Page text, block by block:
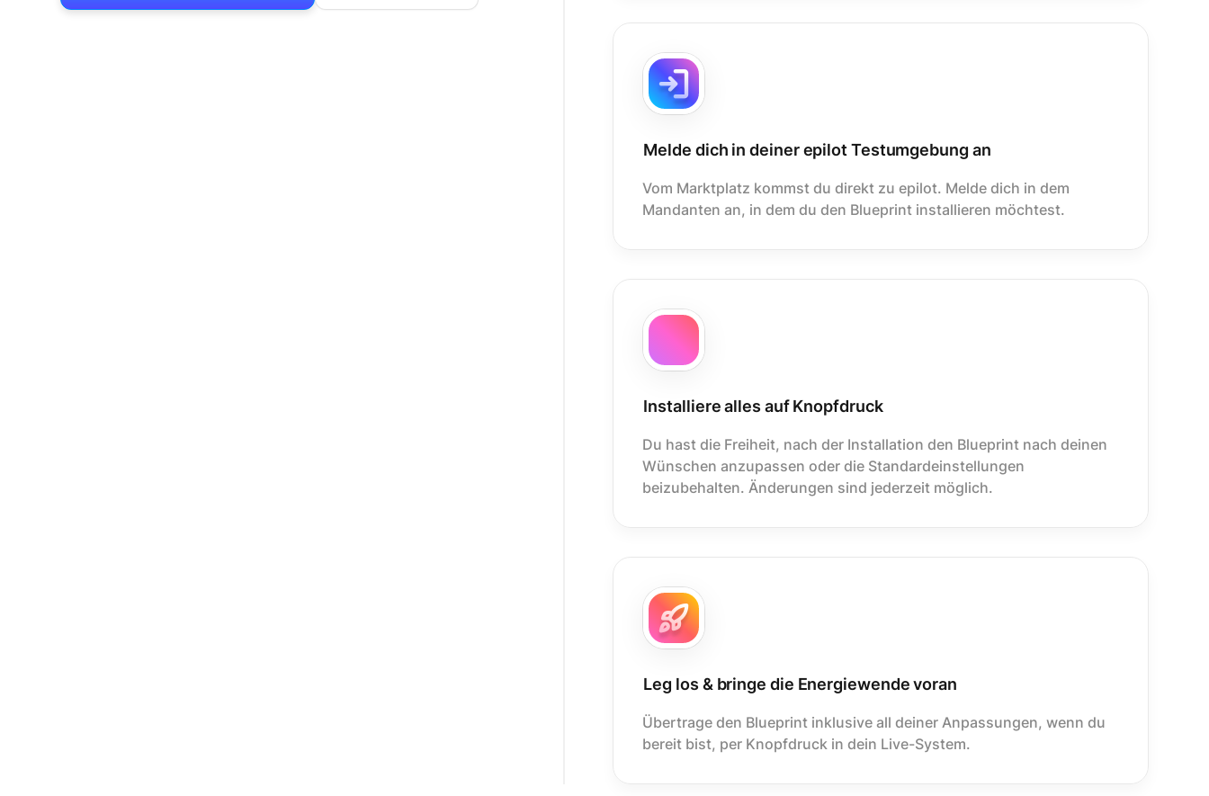
Melde dich in deiner epilot Testumgebung an
Vom Marktplatz kommst du direkt zu epilot. Melde dich in dem
Mandanten an, in dem du den Blueprint installieren möchtest.
Installiere alles auf Knopfdruck
Du hast die Freiheit, nach der Installation den Blueprint nach deinen
Wünschen anzupassen oder die Standardeinstellungen
beizubehalten. Änderungen sind jederzeit möglich.
Leg los & bringe die Energiewende voran
Übertrage den Blueprint inklusive all deiner Anpassungen, wenn du
bereit bist, per Knopfdruck in dein Live-System.